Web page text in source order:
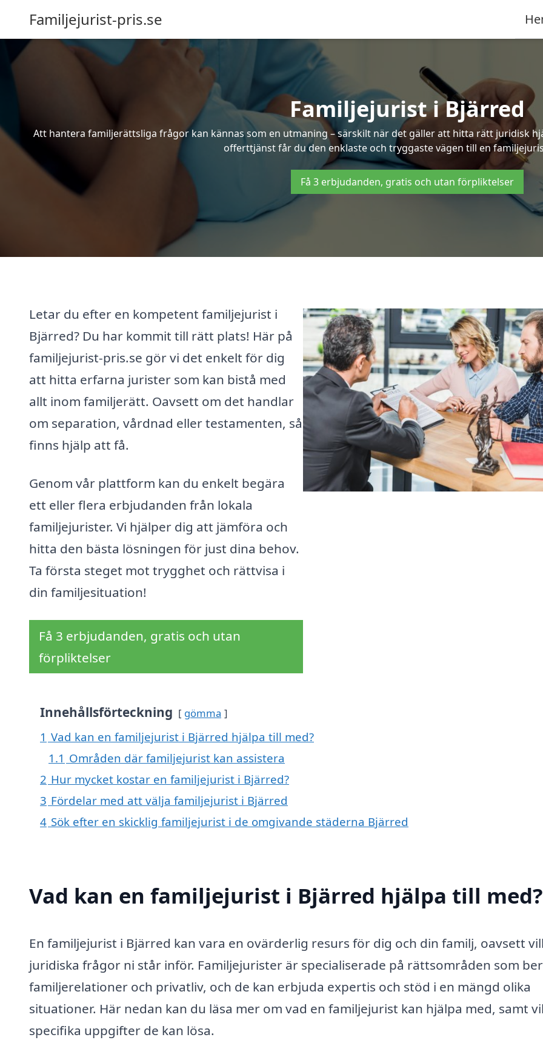
Familjejurist-pris.se
Familjejurist i Bjärred
Att hantera familjerättsliga frågor kan kännas som en utmaning – särskilt när det gäller att hitta rätt juridisk
offerttjänst får du den enklaste och tryggaste vägen till en
Få 3 erbjudanden, gratis och utan förpliktelser
Letar du efter en kompetent familjejurist i
Bjärred? Du har kommit till rätt plats! Här på
familjejurist-pris.se gör vi det enkelt för dig
att hitta erfarna jurister som kan bistå med
allt inom familjerätt. Oavsett om det handlar
om separation, vårdnad eller testamenten, så
finns hjälp att få.
Genom vår plattform kan du enkelt begära
ett eller flera erbjudanden från lokala
familjejurister. Vi hjälper dig att jämföra och
hitta den bästa lösningen för just dina behov.
Ta första steget mot trygghet och rättvisa i
din familjesituation!
Få 3 erbjudanden, gratis och utan
förpliktelser
Innehållsförteckning gömma
1 Vad kan en familjejurist i Bjärred hjälpa till med?
1.1 Områden där familjejurist kan assistera
2 Hur mycket kostar en familjejurist i Bjärred?
3 Fördelar med att välja familjejurist i Bjärred
4 Sök efter en skicklig familjejurist i de omgivande städerna Bjärred
Vad kan en familjejurist i Bjärred hjälpa till med?
En familjejurist i Bjärred kan vara en ovärderlig resurs för dig och din familj, oavsett
juridiska frågor ni står inför. Familjejurister är specialiserade på rättsområden som
familjerelationer och privatliv, och de kan erbjuda expertis och stöd i en mängd olika
situationer. Här nedan kan du läsa mer om vad en familjejurist kan hjälpa med, samt
specifika uppgifter de kan lösa.